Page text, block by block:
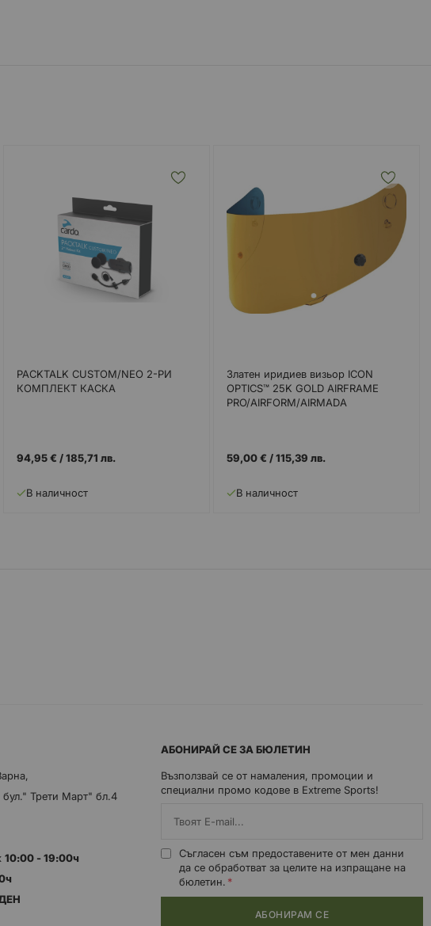
PACKTALK CUSTOM/NEO 2-РИ
КОМПЛЕКТ КАСКА
94,95 € /185,71 лв.
В наличност
Златен иридиев визьор ICON
OPTICS™ 25K GOLD AIRFRAME
PRO/AIRFORM/AIRMADA
59,00 € /115,39 лв.
В наличност
Трети Март" бл.4
10:00 - 19:00ч
АБОНИРАЙ СЕ ЗА БЮЛЕТИН
Възползвай се от намаления, промоции и
специални промо кодове в Extreme Sports!
Съгласен съм предоставените от мен данни
да се обработват за целите на изпращане на
бюлетин.
АБОНИРАМ СЕ